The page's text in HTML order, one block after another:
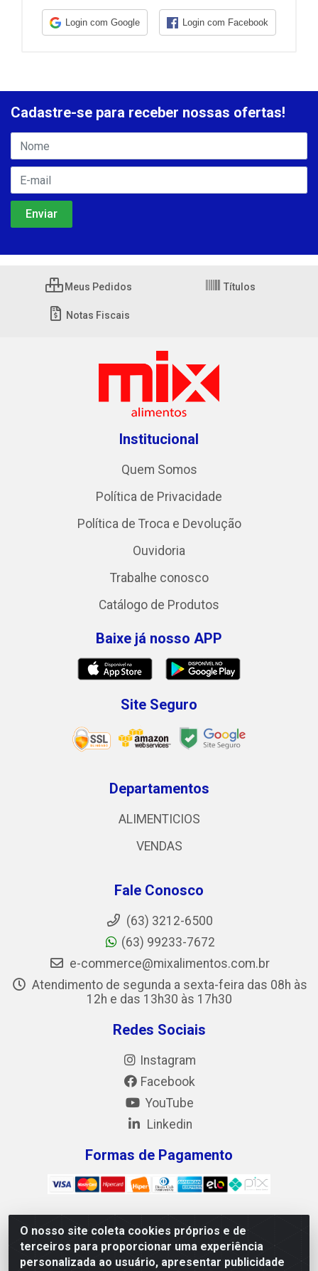
Login com Google Login com Facebook
O nosso site coleta cookies próprios e de
terceiros para proporcionar uma experiência
personalizada ao usuário, apresentar publicidade
Cadastre-se para receber nossas ofertas!
Meus Pedidos Títulos
Notas Fiscais
Institucional
Quem Somos
Política de Privacidade
Política de Troca e Devolução
Ouvidoria
Trabalhe conosco
Catálogo de Produtos
Baixe já nosso APP
Site Seguro
Departamentos
ALIMENTICIOS
VENDAS
Fale Conosco
(63) 3212-6500
(63) 99233-7672
e-commerce@mixalimentos.com.br
Atendimento de segunda a sexta-feira das 08h às
12h e das 13h30 às 17h30
Redes Sociais
Instagram
Facebook
YouTube
Linkedin
Formas de Pagamento
Mix Alimentos LTDA - Quadra Asr Ne 55 (412 Norte), Alameda
02, S/N - Plano Diretor Norte, Palmas/TO - CEP 77.006-540 -